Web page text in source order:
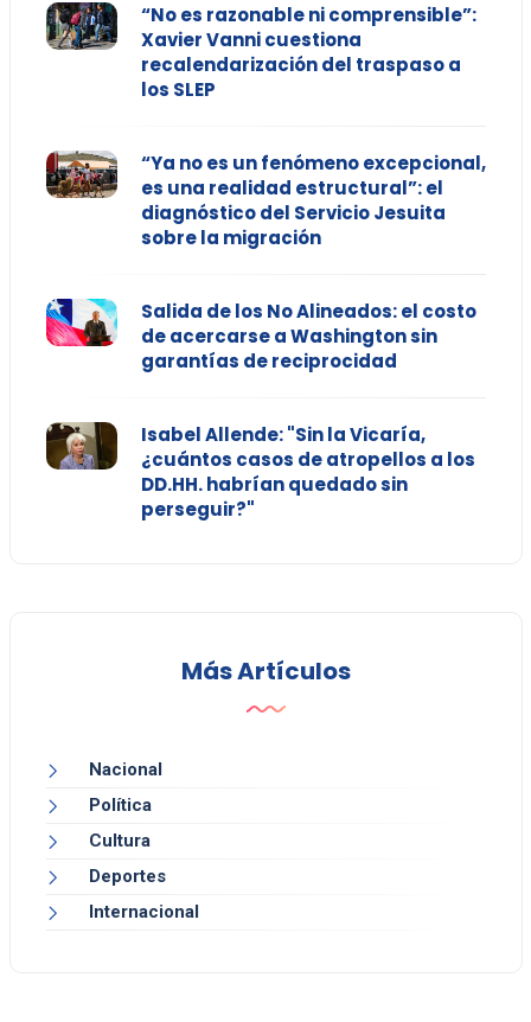
“No es razonable ni comprensible”:
Xavier Vanni cuestiona
recalendarización del traspaso a
los SLEP
“Ya no es un fenómeno excepcional,
es una realidad estructural”: el
diagnóstico del Servicio Jesuita
sobre la migración
Salida de los No Alineados: el costo
de acercarse a Washington sin
garantías de reciprocidad
Isabel Allende: "Sin la Vicaría,
¿cuántos casos de atropellos a los
DD.HH. habrían quedado sin
perseguir?"
Más Artículos
Nacional
Política
Cultura
Deportes
Internacional